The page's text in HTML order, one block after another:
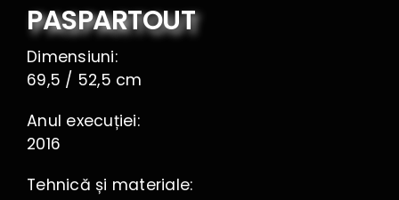
PASPARTOUT
Dimensiuni:
69,5 / 52,5 cm
Anul execuției:
2016
Tehnică și materiale: